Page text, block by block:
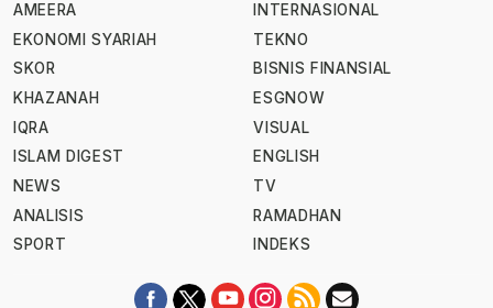
AMEERA
EKONOMI SYARIAH
SKOR
KHAZANAH
IQRA
ISLAM DIGEST
NEWS
ANALISIS
SPORT
INTERNASIONAL
TEKNO
BISNIS FINANSIAL
ESGNOW
VISUAL
ENGLISH
TV
RAMADHAN
INDEKS